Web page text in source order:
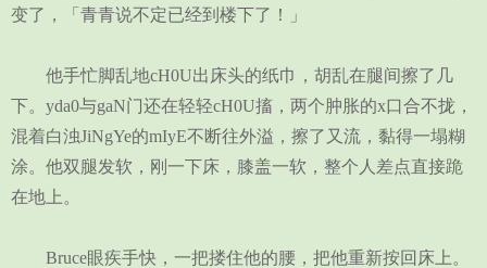
变了，「青青说不定已经到楼下了！」
他手忙脚乱地cH0U出床头的纸巾，胡乱在腿间擦了几
下。yda0与gaN门还在轻轻cH0U搐，两个肿胀的x口合不拢，
混着白浊JiNgYe的mIyE不断往外溢，擦了又流，黏得一塌糊
涂。他双腿发软，刚一下床，膝盖一软，整个人差点直接跪
在地上。
Bruce眼疾手快，一把搂住他的腰，把他重新按回床上。